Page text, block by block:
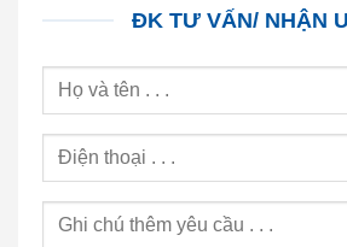
ĐK TƯ VẤN/ NHẬN